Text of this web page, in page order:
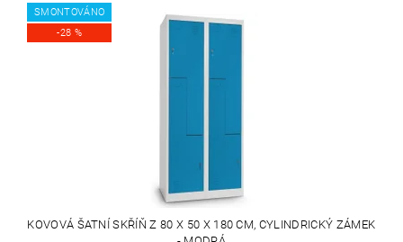
SMONTOVÁNO
-28 %
KOVOVÁ ŠATNÍ SKŘÍŇ Z 80 X 50 X 180 CM, CYLINDRICKÝ ZÁMEK